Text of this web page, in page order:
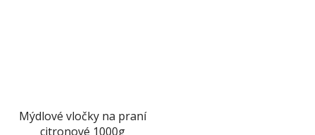
Mýdlové vločky na praní
citronové 1000g